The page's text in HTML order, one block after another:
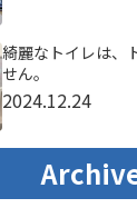
綺麗なトイレは、
せん。
2024.12.24